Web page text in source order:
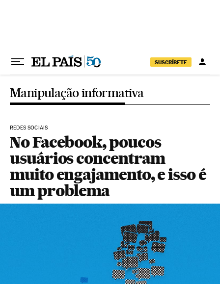
SUSCRÍBETE
Manipulação informativa
REDES SOCIAIS
No Facebook, poucos
usuários concentram
muito engajamento, e isso é
um problema